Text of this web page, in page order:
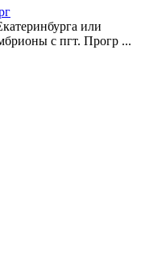
или
с пгт. Прогр ...